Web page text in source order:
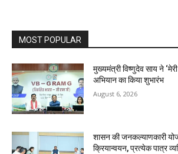
MOST POPULAR
मुख्यमंत्री विष्णुदेव साय ने
अभियान का किया शुभारंभ
August 6, 2026
शासन की जनकल्याणकारी
क्रियान्वयन, प्रत्येक पात्र